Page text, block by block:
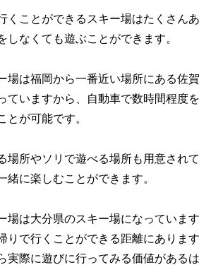
くことができるスキー場はたくさんあ
しなくても遊ぶことができます。
場は福岡から一番近い場所にある佐賀
ていますから、自動車で数時間程度を
とが可能です。
場所やソリで遊べる場所も用意されて
緒に楽しむことができます。
場は大分県のスキー場になっています
りで行くことができる距離にあります
実際に遊びに行ってみる価値があるは